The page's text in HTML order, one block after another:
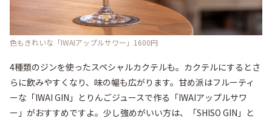
色もきれいな「IWAIアップルサワー」1600円
4種類のジンを使ったスペシャルカクテルも。カクテルにするとさ
らに飲みやすくなり、味の幅も広がります。甘め派はフルーティ
ーな「IWAI GIN」とりんごジュースで作る「IWAIアップルサワ
ー」がおすすめですよ。少し強めがいい方は、「SHISO GIN」と